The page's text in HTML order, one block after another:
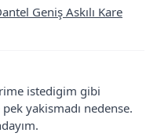
Geniş Askılı Kare
istedigim gibi
yakismadı nedense.